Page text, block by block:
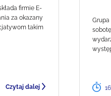
firmie E-
za okazany
takim
Czytaj dalej